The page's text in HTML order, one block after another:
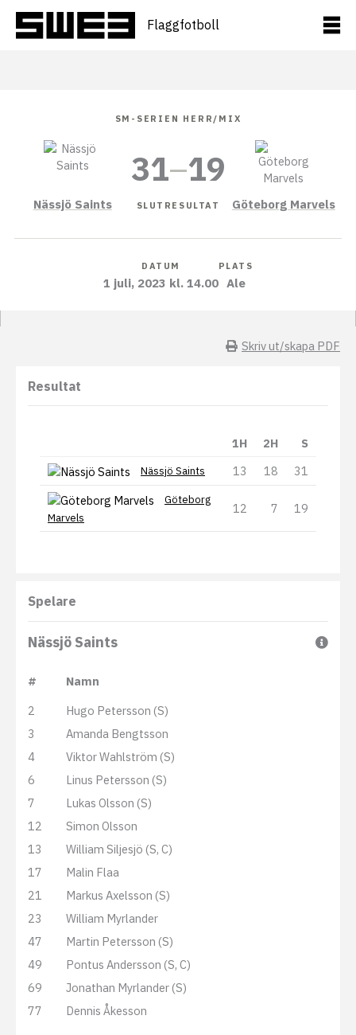
innehåll
Flaggfotboll
SM-SERIEN HERR/MIX
Nässjö Saints
31–19
SLUTRESULTAT Göteborg Marvels
DATUM
1 juli, 2023 kl. 14.00
PLATS
Ale
Skriv ut/skapa PDF
Resultat
1H 2H S
Nässjö Saints 13 18 31
Göteborg
Marvels
12 7 19
Spelare
Nässjö Saints
#
Namn
2
Hugo Petersson (S)
3
Amanda Bengtsson
4
Viktor Wahlström (S)
6
Linus Petersson (S)
7
Lukas Olsson (S)
12
Simon Olsson
13
William Siljesjö (S, C)
17
Malin Flaa
21
Markus Axelsson (S)
23
William Myrlander
47
Martin Petersson (S)
49
Pontus Andersson (S, C)
69
Jonathan Myrlander (S)
77
Dennis Åkesson